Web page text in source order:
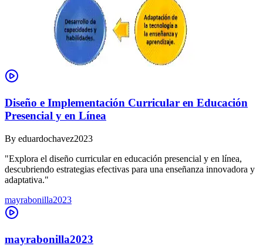
Diseño e Implementación Curricular en Educación
Presencial y en Línea
By eduardochavez2023
"Explora el diseño curricular en educación presencial y en línea,
descubriendo estrategias efectivas para una enseñanza innovadora y
adaptativa."
mayrabonilla2023
mayrabonilla2023